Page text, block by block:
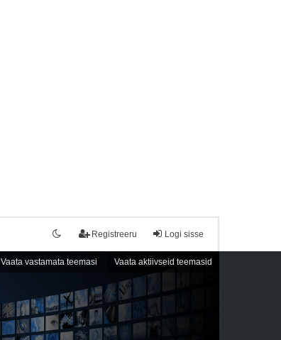
Logi sisse
Registreeru
Vaata vastamata teemasi Vaata aktiivseid teemasid